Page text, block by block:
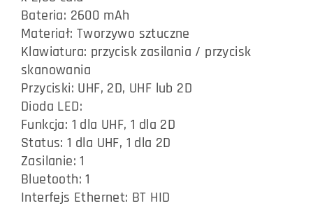
Bateria: 2600 mAh
Materiał: Tworzywo sztuczne
Klawiatura: przycisk zasilania / przycisk
skanowania
Przyciski: UHF, 2D, UHF lub 2D
Dioda LED:
Funkcja: 1 dla UHF, 1 dla 2D
Status: 1 dla UHF, 1 dla 2D
Zasilanie: 1
Bluetooth: 1
Interfejs Ethernet: BT HID